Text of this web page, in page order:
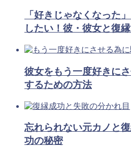
「好きじゃなくなった
したい！彼・彼女と復
彼女をもう一度好きに
するための方法
忘れられない元カノと
功の秘密